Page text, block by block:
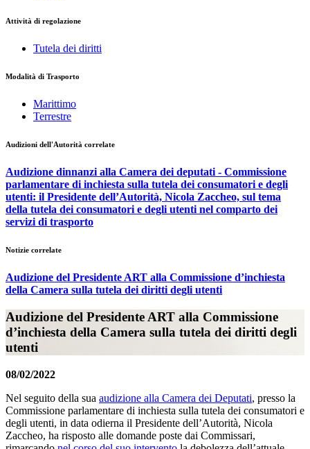
Attività di regolazione
Tutela dei diritti
Modalità di Trasporto
Marittimo
Terrestre
Audizioni dell'Autorità correlate
Audizione dinnanzi alla Camera dei deputati - Commissione
parlamentare di inchiesta sulla tutela dei consumatori e degli
utenti: il Presidente dell’Autorità, Nicola Zaccheo, sul tema
della tutela dei consumatori e degli utenti nel comparto dei
servizi di trasporto
Notizie correlate
Audizione del Presidente ART alla Commissione d’inchiesta
della Camera sulla tutela dei diritti degli utenti
Audizione del Presidente ART alla Commissione
d’inchiesta della Camera sulla tutela dei diritti degli
utenti
08/02/2022
Nel seguito della sua audizione alla Camera dei Deputati, presso la
Commissione parlamentare di inchiesta sulla tutela dei consumatori e
degli utenti, in data odierna il Presidente dell’Autorità, Nicola
Zaccheo, ha risposto alle domande poste dai Commissari,